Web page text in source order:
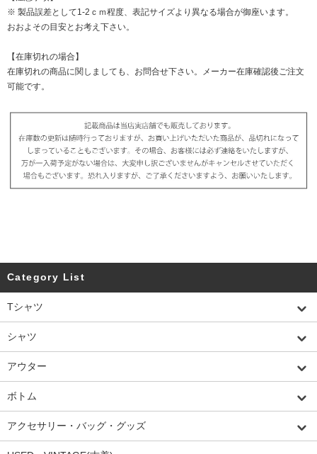
※ 製品誤差として1-2ｃｍ程度、表記サイズより異なる場合が御座います。
おおよその目安とお考え下さい。
【在庫切れの場合】
在庫切れの商品に関しましても、お問合せ下さい。メーカー在庫確認後ご注文
可能です。
Category List
Tシャツ
シャツ
アウター
ボトム
アクセサリー・バッグ・グッズ